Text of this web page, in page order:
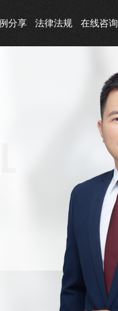
分享 法律法规 在线咨询